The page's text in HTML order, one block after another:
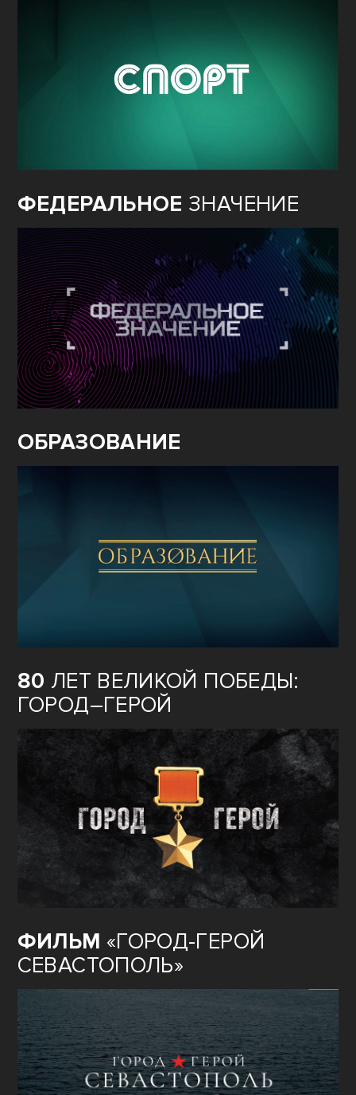
ФЕДЕРАЛЬНОЕ ЗНАЧЕНИЕ
ОБРАЗОВАНИЕ
80 ЛЕТ ВЕЛИКОЙ ПОБЕДЫ:
ГОРОД–ГЕРОЙ
ФИЛЬМ «ГОРОД-ГЕРОЙ
СЕВАСТОПОЛЬ»